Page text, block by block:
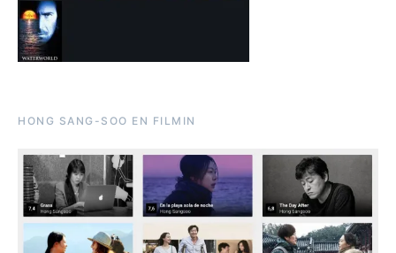
HONG SANG-SOO EN FILMIN